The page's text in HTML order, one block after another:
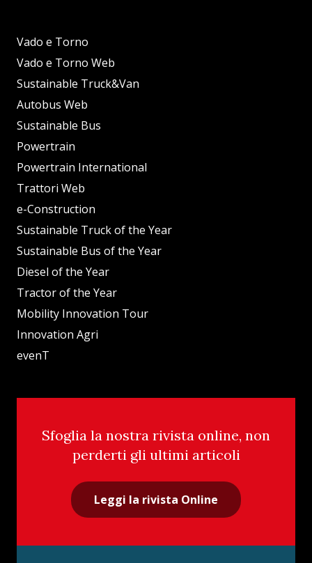
Vado e Torno
Vado e Torno Web
Sustainable Truck&Van
Autobus Web
Sustainable Bus
Powertrain
Powertrain International
Trattori Web
e-Construction
Sustainable Truck of the Year
Sustainable Bus of the Year
Diesel of the Year
Tractor of the Year
Mobility Innovation Tour
Innovation Agri
evenT
Sfoglia la nostra rivista online, non
perderti gli ultimi articoli
Leggi la rivista Online